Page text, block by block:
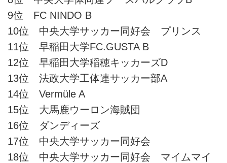
9位 FC NINDO B
10位 中央大学サッカー同好会 プリンス
11位 早稲田大学FC.GUSTA B
12位 早稲田大学稲穂キッカーズD
13位 法政大学工体連サッカー部A
14位 Vermüle A
15位 大馬鹿ウーロン海賊団
16位 ダンディーズ
17位 中央大学サッカー同好会
18位 中央大学サッカー同好会 マイムマイ